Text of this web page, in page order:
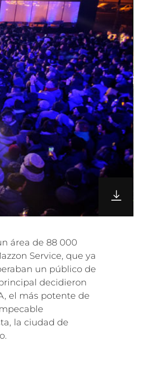
área de 88 000
Service, que ya
un público de
decidieron
el más potente de
la ciudad de